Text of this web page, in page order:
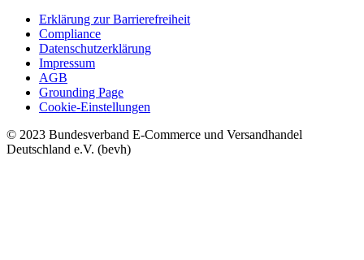
Erklärung zur Barrierefreiheit
Compliance
Datenschutzerklärung
Impressum
AGB
Grounding Page
Cookie-Einstellungen
© 2023 Bundesverband E-Commerce und Versandhandel
Deutschland e.V. (bevh)